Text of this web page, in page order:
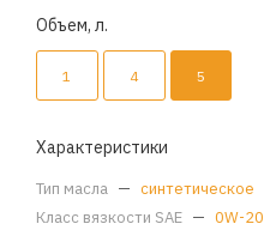
Объем, л.
1 4 5
Характеристики
Тип масла — синтетическое
Класс вязкости SAE — 0W-20